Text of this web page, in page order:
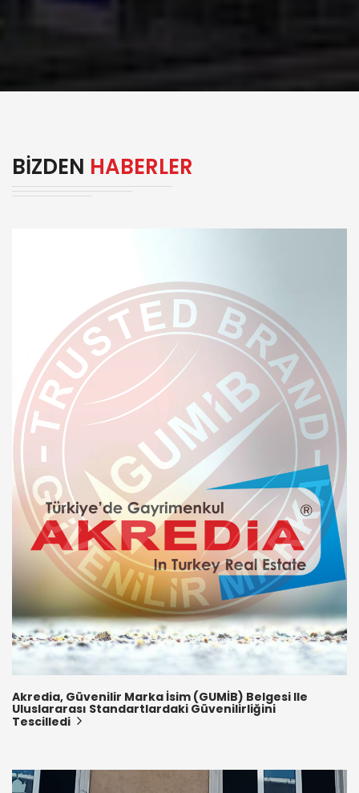
BIZDEN HABERLER
Akredia, Güvenilir Marka İsim (GUMİB) Belgesi Ile
Uluslararası Standartlardaki Güvenilirliğini
Tescilledi